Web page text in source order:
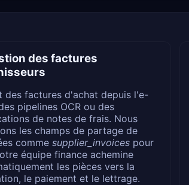
des factures
des factures d'achat depuis l'e-
pipelines OCR ou des
de notes de frais. Nous
les champs de partage de
comme supplier_invoices pour
équipe finance achemine
les pièces vers la
le paiement et le lettrage.